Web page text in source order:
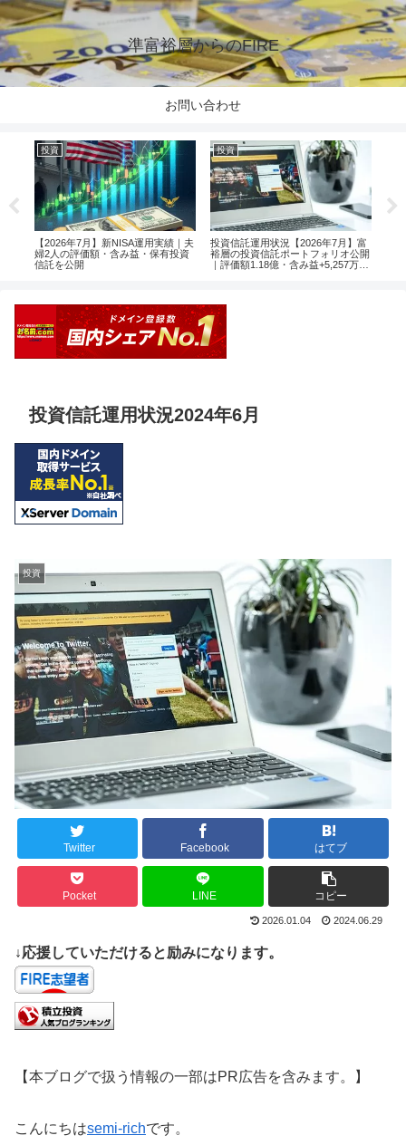
準富裕層からのFIRE
お問い合わせ
投資
【2026年7月】新NISA運用実績｜夫
婦2人の評価額・含み益・保有投資
信託を公開
投資
投資信託運用状況【2026年7月】富
裕層の投資信託ポートフォリオ公開
｜評価額1.18億・含み益+5,257万円
投資信託運用状況2024年6月
投資
Twitter Facebook はてブ
Pocket LINE コピー
2026.01.04 2024.06.29
↓応援していただけると励みになります。
【本ブログで扱う情報の一部はPR広告を含みます。】
こんにちはsemi-richです。